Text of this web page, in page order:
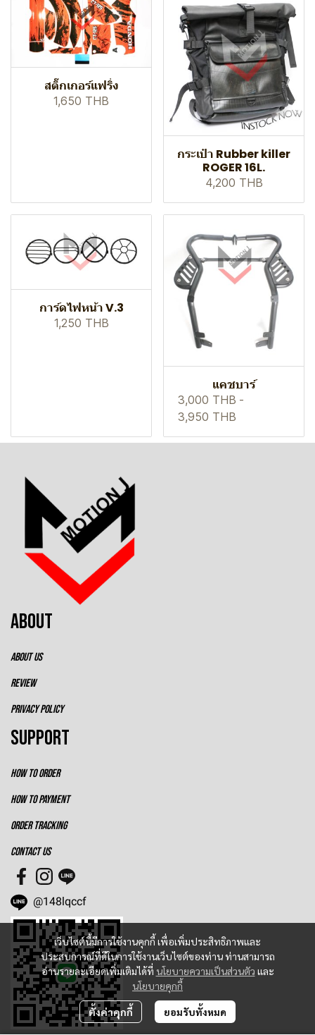
สติ๊กเกอร์แฟริ่ง
1,650 THB
กระเป๋า Rubber killer
ROGER 16L.
4,200 THB
การ์ดไฟหน้า V.3
1,250 THB
แคชบาร์
3,000 THB -
3,950 THB
เว็บไซต์นี้มีการใช้งานคุกกี้ เพื่อเพิ่มประสิทธิภาพและ
ประสบการณ์ที่ดีในการใช้งานเว็บไซต์ของท่าน ท่านสามารถ
อ่านรายละเอียดเพิ่มเติมได้ที่ นโยบายความเป็นส่วนตัว และ
นโยบายคุกกี้
ตั้งค่าคุกกี้ ยอมรับทั้งหมด
ABOUT
ABOUT US
REVIEW
PRIVACY POLICY
SUPPORT
HOW TO ORDER
HOW TO PAYMENT
ORDER TRACKING
CONTACT US
@148lqccf